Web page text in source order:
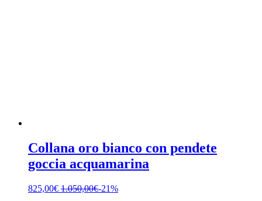
Collana oro bianco con pendete
goccia acquamarina
825,00€ 1.050,00€-21%